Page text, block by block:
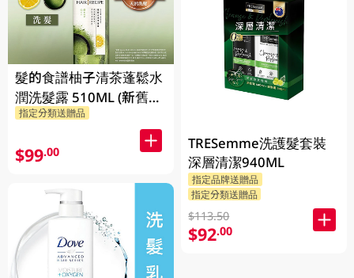
髮的食譜柚子清茶蓬鬆水
潤洗髮露 510ML (新舊包
裝隨機發貨)
指定分類送贈品
$99.00
TRESemme洗護髮套裝
深層清潔940ML
指定品牌送贈品
指定分類送贈品
$113.50
$92.00